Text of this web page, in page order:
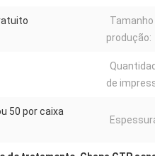
produção:
de
50 por caixa